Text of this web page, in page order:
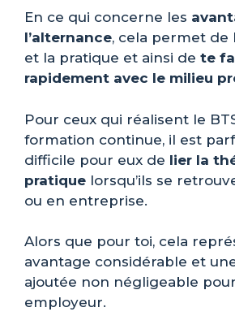
En ce qui concerne les
l’alternance, cela permet de
et la pratique et ainsi de te
rapidement avec le milieu
Pour ceux qui réalisent le
formation continue, il est
difficile pour eux de lier la
pratique lorsqu’ils se
ou en entreprise.
Alors que pour toi, cela
avantage considérable et
ajoutée non négligeable
employeur.